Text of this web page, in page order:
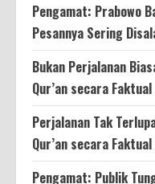
Pengamat: Prabowo
Pesannya Sering
Bukan Perjalanan
Qur’an secara
Perjalanan Tak
Qur’an secara
Pengamat: Publik